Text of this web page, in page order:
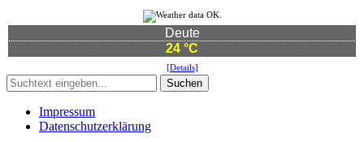
Deute
24 °C
[Details]
Suchen
Impressum
Datenschutzerklärung